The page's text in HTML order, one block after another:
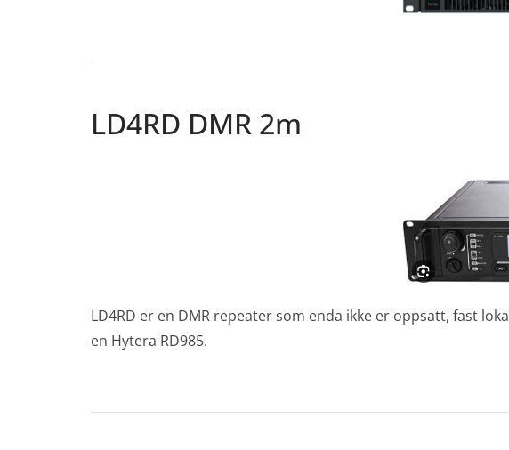
LD4RD DMR 2m
LD4RD er en DMR repeater som enda ikke er oppsatt, fast
en Hytera RD985.